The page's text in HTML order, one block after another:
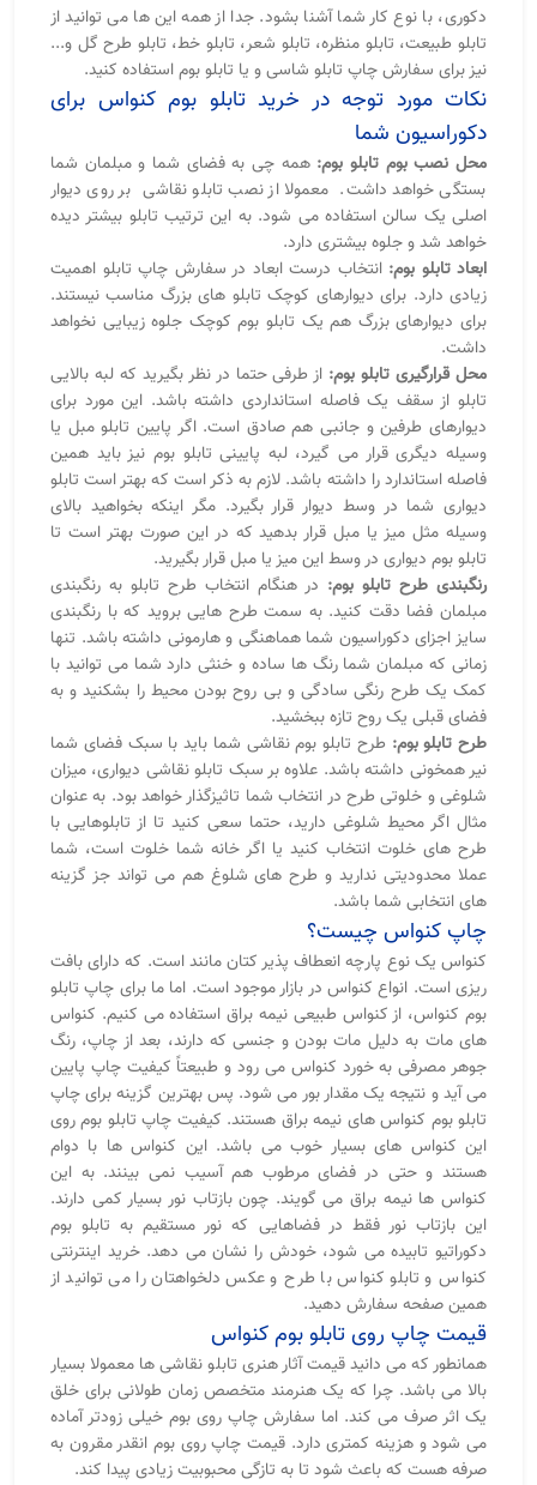
دکوری، با نوع کار شما آشنا بشود. جدا از همه این ها می توانید از
تابلو طبیعت، تابلو منظره، تابلو شعر، تابلو خط، تابلو طرح گل و...
نیز برای سفارش چاپ تابلو شاسی و یا تابلو بوم استفاده کنید.
نکات مورد توجه در خرید تابلو بوم کنواس برای
دکوراسیون شما
محل نصب بوم تابلو بوم: همه چی به فضای شما و مبلمان شما
بستگی خواهد داشت. معمولا از نصب تابلو نقاشی بر روی دیوار
اصلی یک سالن استفاده می شود. به این ترتیب تابلو بیشتر دیده
خواهد شد و جلوه بیشتری دارد.
ابعاد تابلو بوم:انتخاب درست ابعاد در سفارش چاپ تابلو اهمیت
زیادی دارد. برای دیوارهای کوچک تابلو های بزرگ مناسب نیستند.
برای دیوارهای بزرگ هم یک تابلو بوم کوچک جلوه زیبایی نخواهد
داشت.
محل قرارگیری تابلو بوم: از طرفی حتما در نظر بگیرید که لبه بالایی
تابلو از سقف یک فاصله استانداردی داشته باشد. این مورد برای
دیوارهای طرفین و جانبی هم صادق است. اگر پایین تابلو مبل یا
وسیله دیگری قرار می گیرد، لبه پایینی تابلو بوم نیز باید همین
فاصله استاندارد را داشته باشد. لازم به ذکر است که بهتر است تابلو
دیواری شما در وسط دیوار قرار بگیرد. مگر اینکه بخواهید بالای
وسیله مثل میز یا مبل قرار بدهید که در این صورت بهتر است تا
تابلو بوم دیواری در وسط این میز یا مبل قرار بگیرید.
رنگبندی طرح تابلو بوم: در هنگام انتخاب طرح تابلو به رنگبندی
مبلمان فضا دقت کنید. به سمت طرح هایی بروید که با رنگبندی
سایز اجزای دکوراسیون شما هماهنگی و هارمونی داشته باشد. تنها
زمانی که مبلمان شما رنگ ها ساده و خنثی دارد شما می توانید با
کمک یک طرح رنگی سادگی و بی روح بودن محیط را بشکنید و به
فضای قبلی یک روح تازه ببخشید.
طرح تابلو بوم: طرح تابلو بوم نقاشی شما باید با سبک فضای شما
نیر همخونی داشته باشد. علاوه بر سبک تابلو نقاشی دیواری، میزان
شلوغی و خلوتی طرح در انتخاب شما تاثیزگذار خواهد بود. به عنوان
مثال اگر محیط شلوغی دارید، حتما سعی کنید تا از تابلوهایی با
طرح های خلوت انتخاب کنید یا اگر خانه شما خلوت است، شما
عملا محدودیتی ندارید و طرح های شلوغ هم می تواند جز گزینه
های انتخابی شما باشد.
چاپ کنواس چیست؟
کنواس یک نوع پارچه انعطاف پذیر کتان مانند است. که دارای بافت
ریزی است. انواع کنواس در بازار موجود است. اما ما برای چاپ تابلو
بوم کنواس، از کنواس طبیعی نیمه براق استفاده می کنیم. کنواس
های مات به دلیل مات بودن و جنسی که دارند، بعد از چاپ، رنگ
جوهر مصرفی به خورد کنواس می رود و طبیعتاً کیفیت چاپ پایین
می آید و نتیجه یک مقدار بور می شود. پس بهترین گزینه برای چاپ
تابلو بوم کنواس های نیمه براق هستند. کیفیت چاپ تابلو بوم روی
این کنواس های بسیار خوب می باشد. این کنواس ها با دوام
هستند و حتی در فضای مرطوب هم آسیب نمی بینند. به این
کنواس ها نیمه براق می گویند. چون بازتاب نور بسیار کمی دارند.
این بازتاب نور فقط در فضاهایی که نور مستقیم به تابلو بوم
دکوراتیو تابیده می شود، خودش را نشان می دهد. خرید اینترنتی
کنواس و تابلو کنواس با طرح و عکس دلخواهتان را می توانید از
همین صفحه سفارش دهید.
قیمت چاپ روی تابلو بوم کنواس
همانطور که می دانید قیمت آثار هنری تابلو نقاشی ها معمولا بسیار
بالا می باشد. چرا که یک هنرمند متخصص زمان طولانی برای خلق
یک اثر صرف می کند. اما سفارش چاپ روی بوم خیلی زودتر آماده
می شود و هزینه کمتری دارد. قیمت چاپ روی بوم انقدر مقرون به
صرفه هست که باعث شود تا به تازگی محبوبیت زیادی پیدا کند.